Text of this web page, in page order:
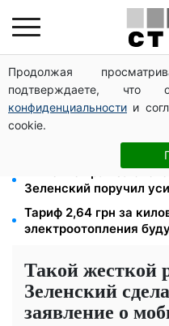
Продолжая
подтверждаете, что
конфиденциальности и
cookie.
21 571 грн за лишние
Лубинец добился
Стрельба на заправке
одиозного
смешные деньги уже
Лишение прав за
Зеленский поручил
Тариф 2,64 грн за
электроотопления
Такой жесткой
Зеленский
заявление о